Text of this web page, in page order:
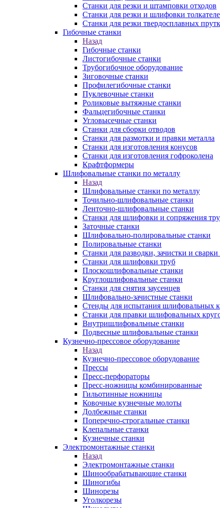
Станки для резки и штамповки отходов
Станки для резки и шлифовки
Станки для резки твердосплавных
Гибочные станки
Назад
Гибочные станки
Листогибочные станки
Трубогибочное оборудование
Зиговочные станки
Профилегибочные станки
Пуклевочные станки
Роликовые вытяжные станки
Фальцегибочные станки
Угловысечные станки
Станки для сборки отводов
Станки для размотки и правки металла
Станки для изготовления конусов
Станки для изготовления гофроколена
Крафтформеры
Шлифовальные станки по металлу
Назад
Шлифовальные станки по металлу
Точильно-шлифовальные станки
Ленточно-шлифовальные станки
Станки для шлифовки и сопряжения
Заточные станки
Шлифовально-полировальные станки
Полировальные станки
Станки для разводки, зачистки и сварки
Станки для шлифовки труб
Плоскошлифовальные станки
Круглошлифовальные станки
Станки для снятия заусенцев
Шлифовально-зачистные станки
Стенды для испытания шлифовальных
Станки для правки шлифовальных
Внутришлифовальные станки
Подвесные шлифовальные станки
Кузнечно-прессовое оборудование
Назад
Кузнечно-прессовое оборудование
Прессы
Пресс-перфораторы
Пресс-ножницы комбинированные
Гильотинные ножницы
Ковочные кузнечные молоты
Долбежные станки
Поперечно-строгальные станки
Клепальные станки
Кузнечные станки
Электромонтажные станки
Назад
Электромонтажные станки
Шинообрабатывающие станки
Шиногибы
Шинорезы
Уголкорезы